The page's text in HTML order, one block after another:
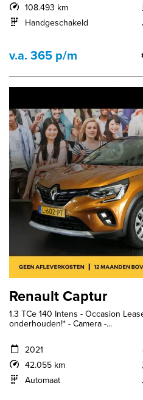
108.493 km
Handgeschakeld
v.a. 365 p/m
Renault Captur
1.3 TCe 140 Intens - Occasion
onderhouden!* - Camera -...
2021
42.055 km
Automaat